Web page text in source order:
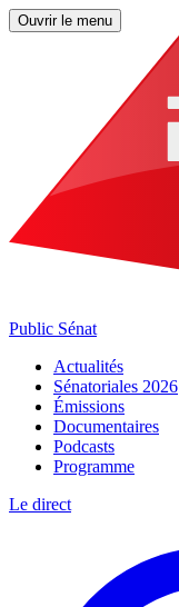
Ouvrir le menu
Public Sénat
Actualités
Sénatoriales 2026
Émissions
Documentaires
Podcasts
Programme
Le direct